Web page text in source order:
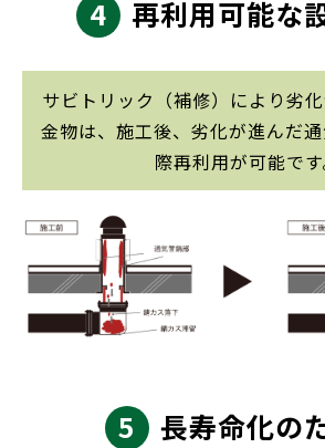
4 再利用可能な
サビトリック（補修）により劣
金物は、施工後、劣化が進んだ
際再利用が可能です
5
長寿命化の